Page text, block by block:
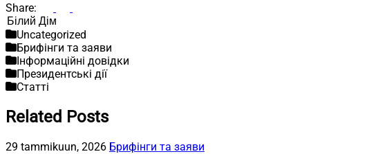
Share:
Пошук
Uncategorized
Брифінги та заяви
Інформаційні довідки
Президентські дії
Статті
Related Posts
29 tammikuun, 2026 Брифінги та заяви